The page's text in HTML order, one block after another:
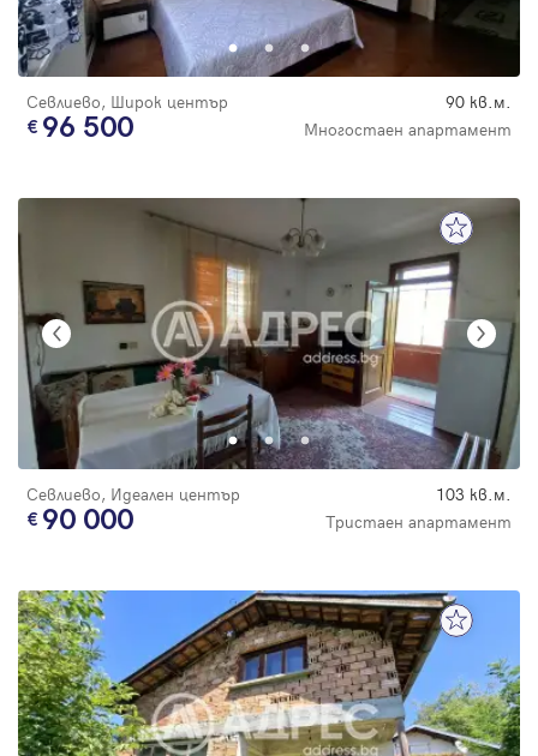
Севлиево, Широк център 90 кв.м.
96 500 Многостаен апартамент
Севлиево, Идеален център 103 кв.м.
90 000 Тристаен апартамент